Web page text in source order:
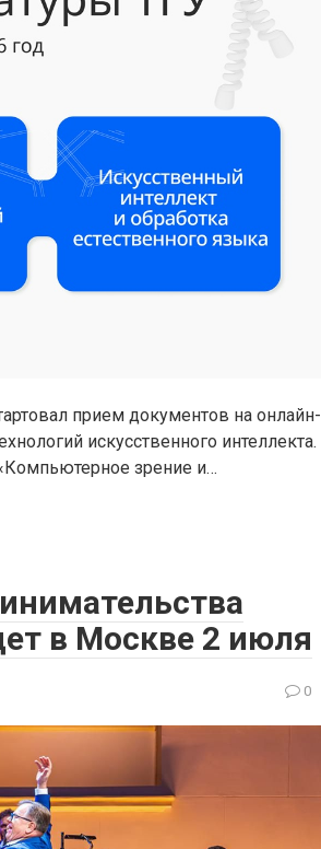
прием документов на онлайн-
искусственного интеллекта.
зрение и…
в Москве 2 июля
0